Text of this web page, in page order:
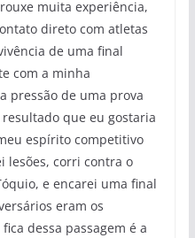
muita experiência,
direto com atletas
de uma final
com a minha
pressão de uma prova
que eu gostaria
espírito competitivo
lesões, corri contra o
e encarei uma final
eram os
dessa passagem é a